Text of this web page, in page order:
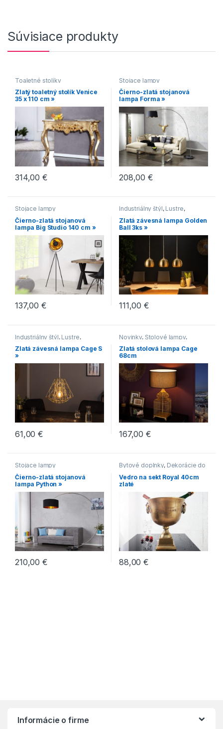
Súvisiace produkty
Toaletné stolíky
Zlatý toaletný stolík Venice
35 x 110 cm »
314,00€
Stojace lampy
Čierno-zlatá stojanová
lampa Forma »
208,00€
Stojace lampy
Čierno-zlatá stojanová
lampa Big Studio 140 cm »
137,00€
Industriálny štýl, Lustre,
Novinky, Svietidlá Zlaté
Zlatá závesná lampa Golden
Ball 3ks »
111,00€
Industriálny štýl, Lustre,
Novinky, Svietidlá Zlaté
Zlatá závesná lampa Cage S
»
61,00€
Novinky, Stolové lampy,
Svietidlá
Zlatá stolová lampa Cage
68cm
167,00€
Stojace lampy
Čierno-zlatá stojanová
lampa Python »
210,00€
Bytové doplnky, Dekorácie do
bytu
Vedro na sekt Royal 40cm
zlaté
88,00€
Informácie o firme